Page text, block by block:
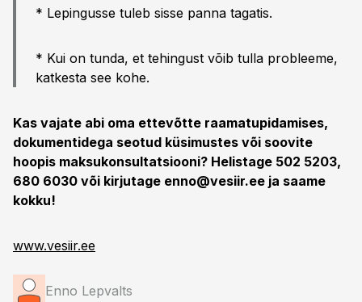
* Lepingusse tuleb sisse panna tagatis.
* Kui on tunda, et tehingust võib tulla probleeme,
katkesta see kohe.
Kas vajate abi oma ettevõtte raamatupidamises,
dokumentidega seotud küsimustes või soovite
hoopis maksukonsultatsiooni? Helistage 502 5203,
680 6030 või kirjutage enno@vesiir.ee ja saame
kokku!
www.vesiir.ee
Enno Lepvalts